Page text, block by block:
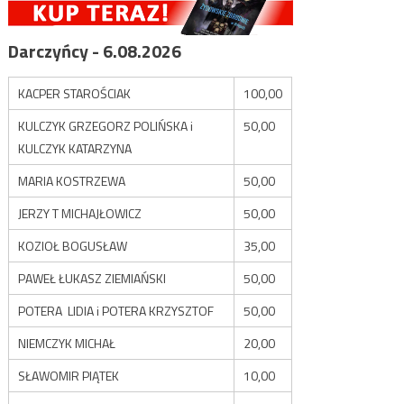
Darczyńcy - 6.08.2026
KACPER STAROŚCIAK
100,00
KULCZYK GRZEGORZ POLIŃSKA i
KULCZYK KATARZYNA
50,00
MARIA KOSTRZEWA
50,00
JERZY T MICHAJŁOWICZ
50,00
KOZIOŁ BOGUSŁAW
35,00
PAWEŁ ŁUKASZ ZIEMIAŃSKI
50,00
POTERA LIDIA i POTERA KRZYSZTOF
50,00
NIEMCZYK MICHAŁ
20,00
SŁAWOMIR PIĄTEK
10,00